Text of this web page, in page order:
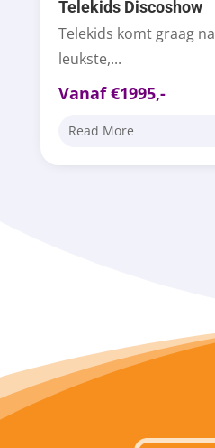
Telekids Discoshow
Telekids komt graag
leukste,...
Vanaf €1995,-
Read More